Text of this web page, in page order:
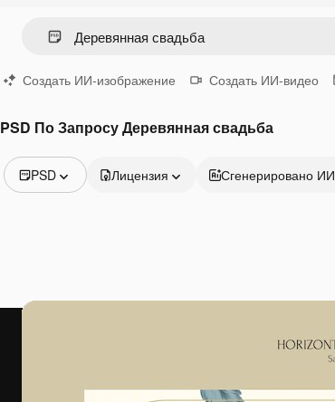
Создать ИИ-изображение Создать ИИ-видео
PSD По Запросу Деревянная свадьба
PSD
Видео
Лицензия Сгенерировано ИИ